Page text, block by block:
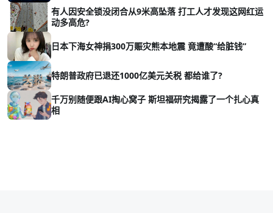
有人因安全锁没闭合从9米高坠落 打工人才发现这网红运
动多高危?
日本下海女神捐300万赈灾熊本地震 竟遭酸“给脏钱”
特朗普政府已退还1000亿美元关税 都给谁了?
千万别随便跟AI掏心窝子 斯坦福研究揭露了一个扎心真
相